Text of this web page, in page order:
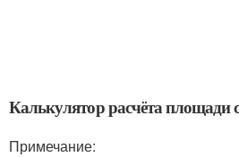
Калькулятор расчёта площади
Примечание: